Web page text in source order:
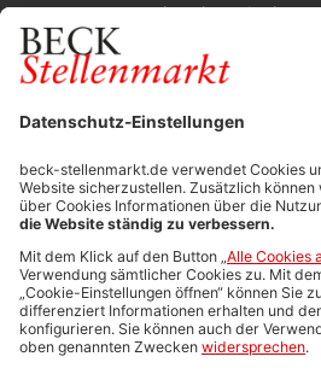
Durchsuchen Sie den
FÜR
Anzeigen-AGB
Media-
ALLGEMEIN